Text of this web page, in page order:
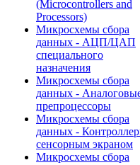
(Microcontrollers and
Processors)
Микросхемы сбора
данных - АЦП/ЦАП
специального
назначения
Микросхемы сбора
данных -
препроцессоры
Микросхемы сбора
данных -
сенсорным экраном
Микросхемы сбора